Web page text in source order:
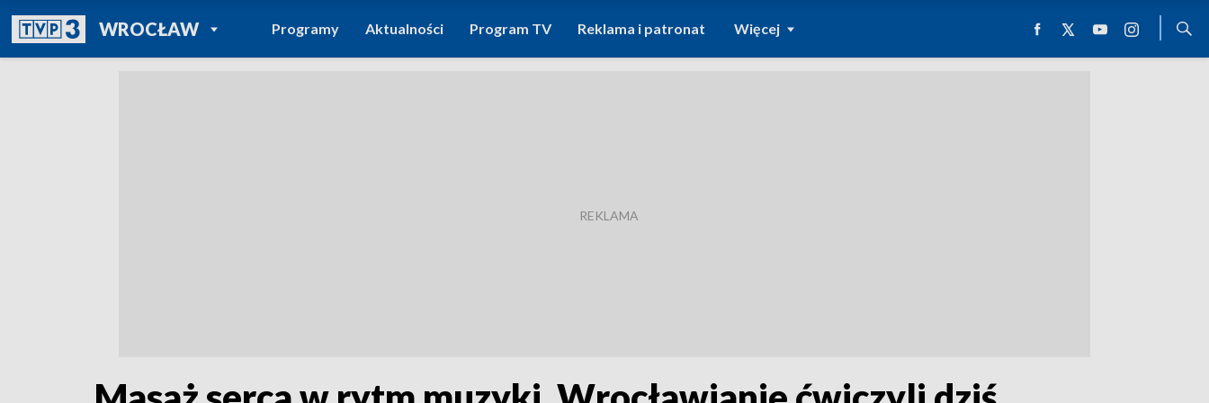
WROCŁAWPOWRÓT DO
TVP REGIONY
Programy Aktualności Program TV Reklama i patronat Więcej